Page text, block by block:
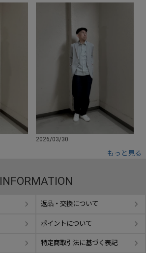
2026/03/30
もっと見る
INFORMATION
返品・交換について
ポイントについて
特定商取引法に基づく表記